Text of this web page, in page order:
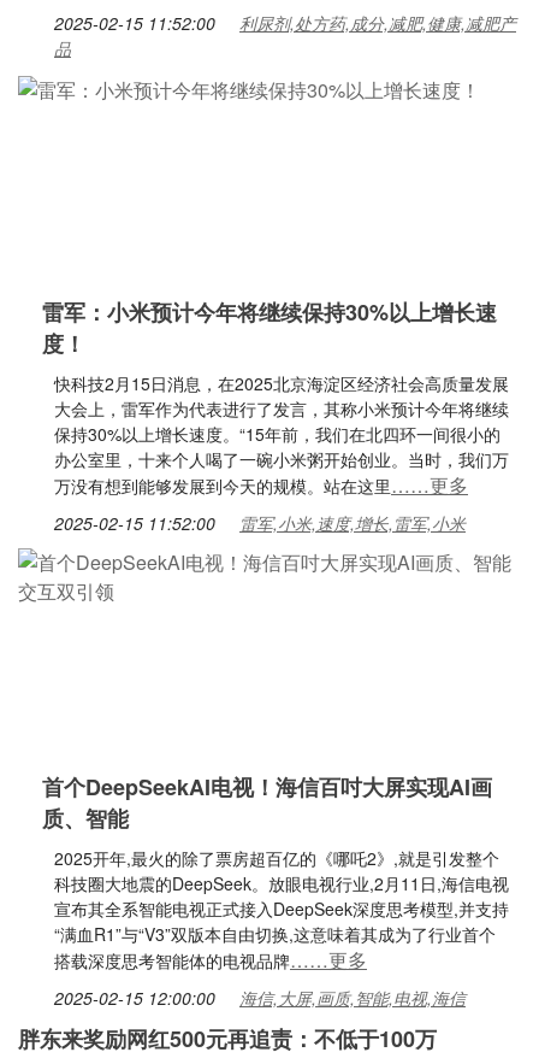
2025-02-15 11:52:00
利尿剂,处方药,成分,减肥,健康,减肥产
品
雷军：小米预计今年将继续保持30%以上增长速
度！
快科技2月15日消息，在2025北京海淀区经济社会高质量发展
大会上，雷军作为代表进行了发言，其称小米预计今年将继续
保持30%以上增长速度。“15年前，我们在北四环一间很小的
办公室里，十来个人喝了一碗小米粥开始创业。当时，我们万
万没有想到能够发展到今天的规模。站在这里……更多
2025-02-15 11:52:00 雷军,小米,速度,增长,雷军,小米
首个DeepSeekAI电视！海信百吋大屏实现AI画
质、智能
2025开年,最火的除了票房超百亿的《哪吒2》,就是引发整个
科技圈大地震的DeepSeek。放眼电视行业,2月11日,海信电视
宣布其全系智能电视正式接入DeepSeek深度思考模型,并支持
“满血R1”与“V3”双版本自由切换,这意味着其成为了行业首个
搭载深度思考智能体的电视品牌……更多
2025-02-15 12:00:00 海信,大屏,画质,智能,电视,海信
胖东来奖励网红500元再追责：不低于100万